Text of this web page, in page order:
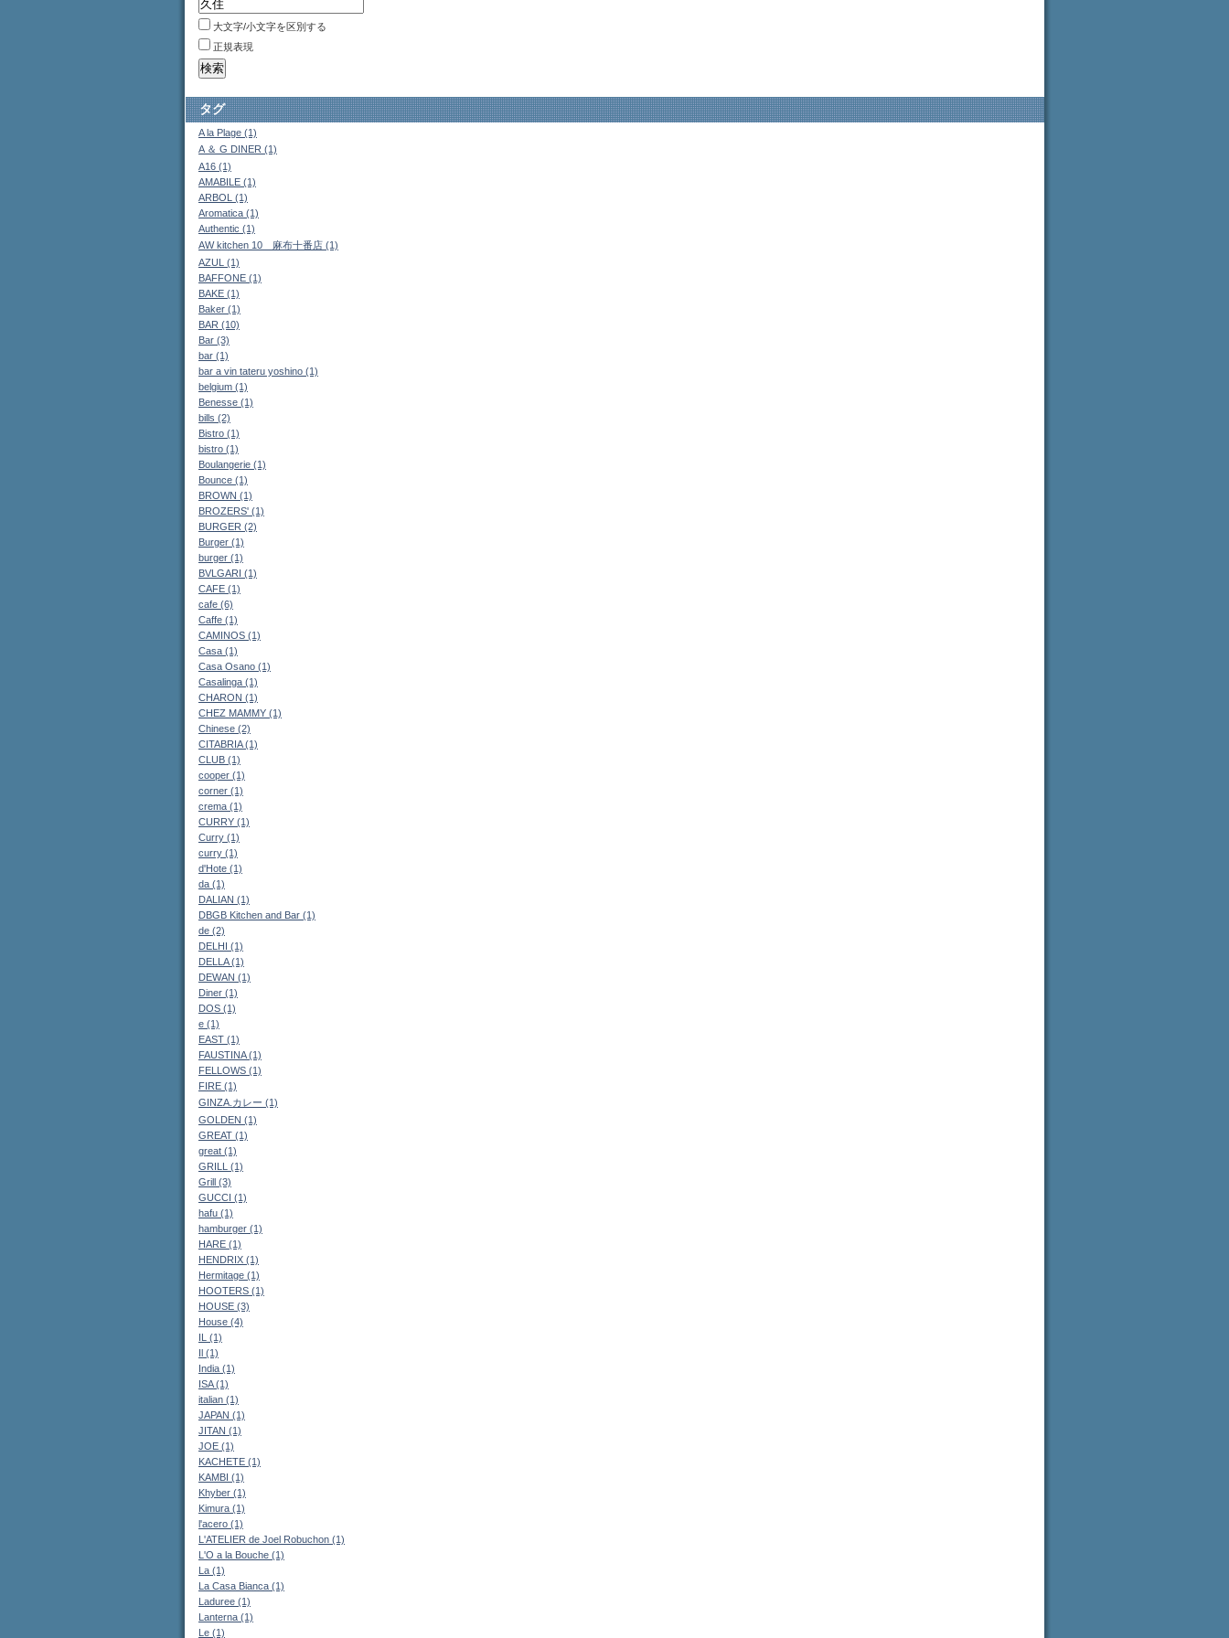
大文字/小文字を区別する
正規表現
タグ
A la Plage (1)
A ＆ G DINER (1)
A16 (1)
AMABILE (1)
ARBOL (1)
Aromatica (1)
Authentic (1)
AW kitchen 10 麻布十番店 (1)
AZUL (1)
BAFFONE (1)
BAKE (1)
Baker (1)
BAR (10)
Bar (3)
bar (1)
bar a vin tateru yoshino (1)
belgium (1)
Benesse (1)
bills (2)
Bistro (1)
bistro (1)
Boulangerie (1)
Bounce (1)
BROWN (1)
BROZERS' (1)
BURGER (2)
Burger (1)
burger (1)
BVLGARI (1)
CAFE (1)
cafe (6)
Caffe (1)
CAMINOS (1)
Casa (1)
Casa Osano (1)
Casalinga (1)
CHARON (1)
CHEZ MAMMY (1)
Chinese (2)
CITABRIA (1)
CLUB (1)
cooper (1)
corner (1)
crema (1)
CURRY (1)
Curry (1)
curry (1)
d'Hote (1)
da (1)
DALIAN (1)
DBGB Kitchen and Bar (1)
de (2)
DELHI (1)
DELLA (1)
DEWAN (1)
Diner (1)
DOS (1)
e (1)
EAST (1)
FAUSTINA (1)
FELLOWS (1)
FIRE (1)
GINZA.カレー (1)
GOLDEN (1)
GREAT (1)
great (1)
GRILL (1)
Grill (3)
GUCCI (1)
hafu (1)
hamburger (1)
HARE (1)
HENDRIX (1)
Hermitage (1)
HOOTERS (1)
HOUSE (3)
House (4)
IL (1)
Il (1)
India (1)
ISA (1)
italian (1)
JAPAN (1)
JITAN (1)
JOE (1)
KACHETE (1)
KAMBI (1)
Khyber (1)
Kimura (1)
l'acero (1)
L'ATELIER de Joel Robuchon (1)
L'O a la Bouche (1)
La (1)
La Casa Bianca (1)
Laduree (1)
Lanterna (1)
Le (1)